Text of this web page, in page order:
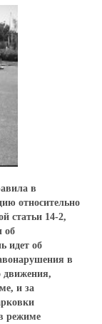
в
относительно
статьи 14-2,
об
идет об
в
движения,
и за
режиме